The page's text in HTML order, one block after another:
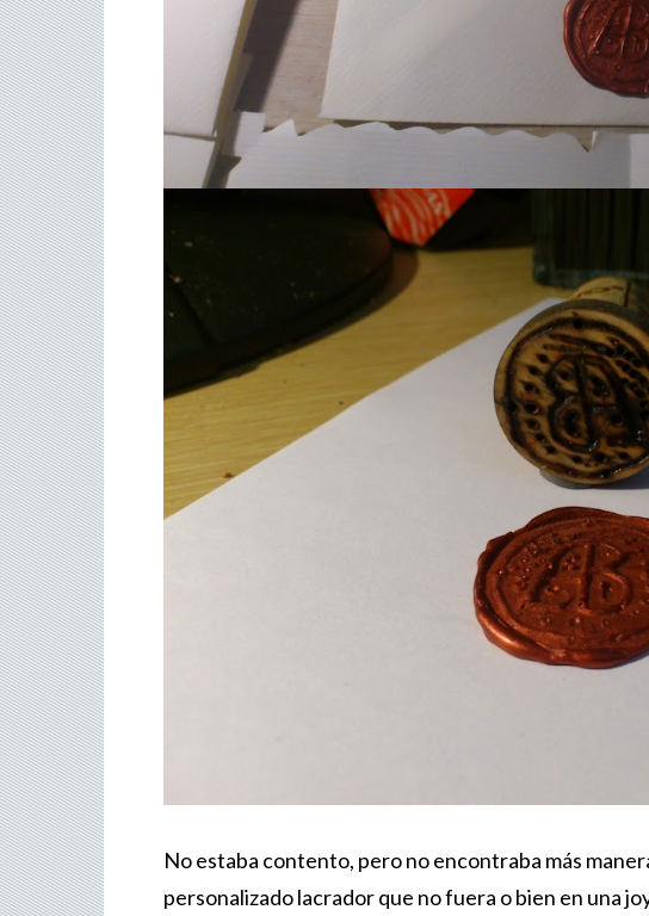
No estaba contento, pero no encontraba más
personalizado lacrador que no fuera o bien en una